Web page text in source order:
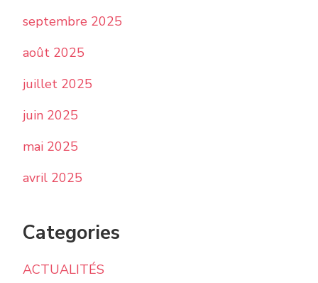
septembre 2025
août 2025
juillet 2025
juin 2025
mai 2025
avril 2025
Categories
ACTUALITÉS